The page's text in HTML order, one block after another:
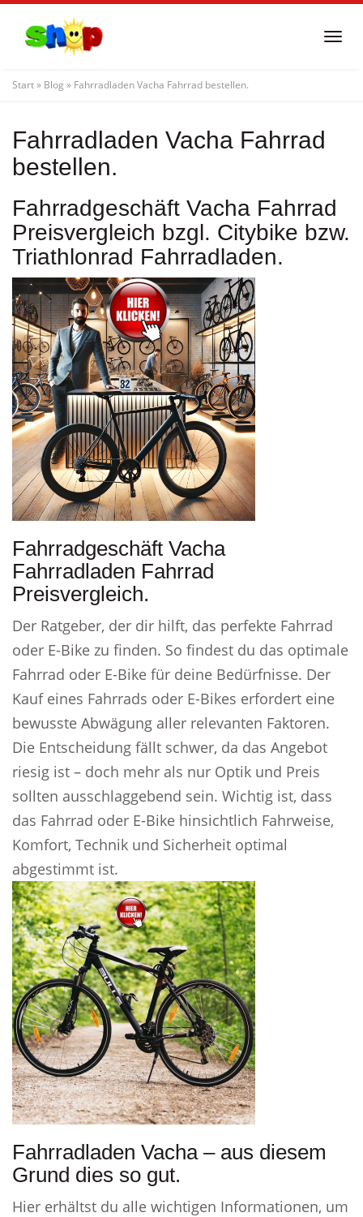
content
Start» Blog » Fahrradladen Vacha Fahrrad bestellen.
Fahrradladen Vacha Fahrrad
bestellen.
Fahrradgeschäft Vacha Fahrrad
Preisvergleich bzgl. Citybike bzw.
Triathlonrad Fahrradladen.
Fahrradgeschäft Vacha
Fahrradladen Fahrrad
Preisvergleich.
Der Ratgeber, der dir hilft, das perfekte Fahrrad
oder E-Bike zu finden. So findest du das optimale
Fahrrad oder E-Bike für deine Bedürfnisse. Der
Kauf eines Fahrrads oder E-Bikes erfordert eine
bewusste Abwägung aller relevanten Faktoren.
Die Entscheidung fällt schwer, da das Angebot
riesig ist – doch mehr als nur Optik und Preis
sollten ausschlaggebend sein. Wichtig ist, dass
das Fahrrad oder E-Bike hinsichtlich Fahrweise,
Komfort, Technik und Sicherheit optimal
abgestimmt ist.
Fahrradladen Vacha – aus diesem
Grund dies so gut.
Hier erhältst du alle wichtigen Informationen, um